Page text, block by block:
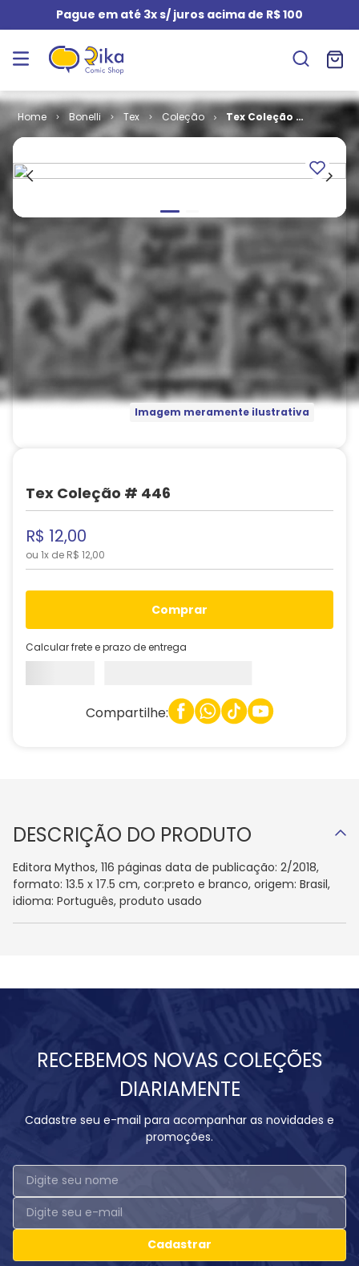
Pague em até 3x s/ juros acima de R$ 100
Bonelli Tex Coleção
Tex Coleção #
446
Imagem meramente ilustrativa
Tex Coleção # 446
R$ 12,00
ou 1x de R$ 12,00
comprar
Calcular frete e prazo de entrega
Compartilhe:
DESCRIÇÃO DO PRODUTO
Editora Mythos, 116 páginas data de publicação: 2/2018,
formato: 13.5 x 17.5 cm, cor:preto e branco, origem: Brasil,
idioma: Português, produto usado
RECEBEMOS NOVAS COLEÇÕES
DIARIAMENTE
Cadastre seu e-mail para acompanhar as novidades e
promoções.
Cadastrar